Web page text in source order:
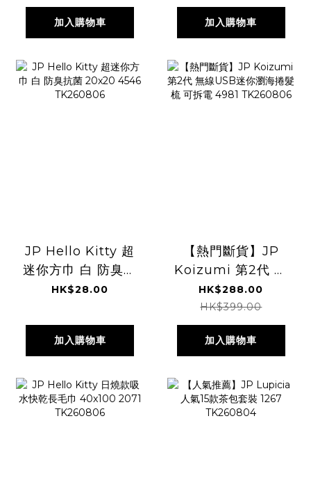
TK260806
加入購物車
TK260806
加入購物車
JP Hello Kitty 超
迷你方巾 白 防臭抗
菌 20x20 4546
HK$28.00
加入購物車
【熱門斷貨】JP
Koizumi 第2代 無
線USB迷你瀏海捲
髮梳 可拆電 4981
TK260806
HK$288.00
HK$399.00
加入購物車